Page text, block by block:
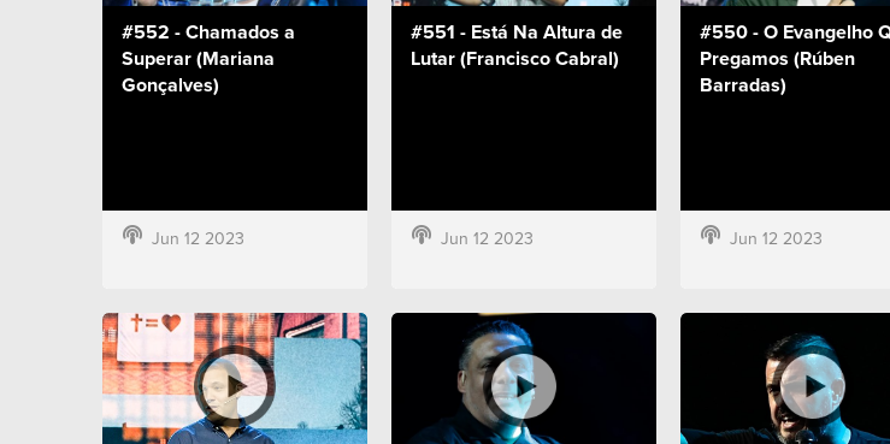
#552 - Chamados a
Superar (Mariana
Gonçalves)
Jun 12 2023
#551 - Está Na Altura de
Lutar (Francisco Cabral)
Jun 12 2023
#550 - O Evangelho
Pregamos (Rúben
Barradas)
Jun 12 2023